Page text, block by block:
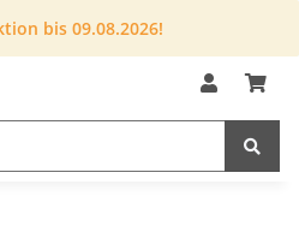
bis 09.08.2026!